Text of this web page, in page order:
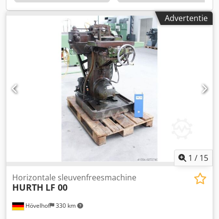
Advertentie
1 / 15
Hövelhof 330 km
Horizontale sleuvenfreesmachine
HURTH LF 00